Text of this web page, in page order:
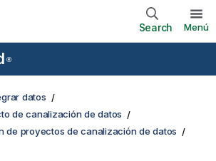
Search Menú
®
datos
de canalización de datos
de proyectos de canalización de datos